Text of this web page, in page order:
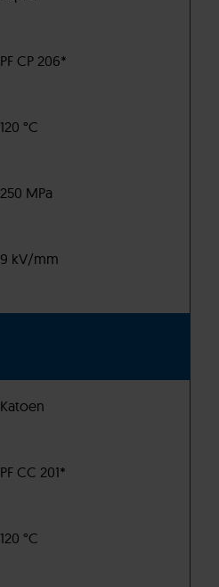
PF CP 206*
120 °C
250 MPa
9 kV/mm
Katoen
PF CC 201*
120 °C